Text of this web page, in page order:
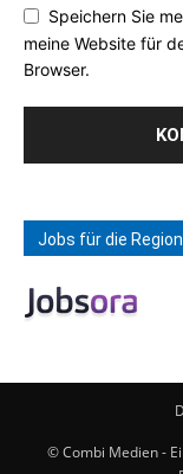
Speichern Sie
meine Website für
Browser.
Jobs für die Region
© Combi Medien -